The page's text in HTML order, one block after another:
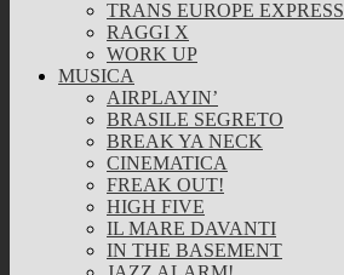
TRANS EUROPE EXPRESS
RAGGI X
WORK UP
MUSICA
AIRPLAYIN’
BRASILE SEGRETO
BREAK YA NECK
CINEMATICA
FREAK OUT!
HIGH FIVE
IL MARE DAVANTI
IN THE BASEMENT